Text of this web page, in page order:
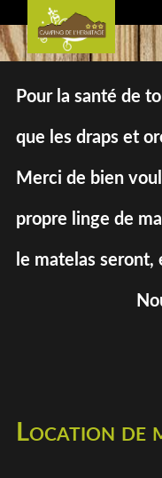
Pour la santé de
que les draps et
Merci de bien
propre linge de
le matelas
Location de